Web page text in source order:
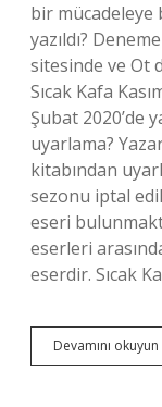
bir mücadeleye
yazıldı?
sitesinde ve Ot
Sıcak Kafa
Şubat 2020’de
uyarlama?
kitabından
sezonu iptal
eseri
eserleri
eserdir. Sıcak
Devamını okuyun